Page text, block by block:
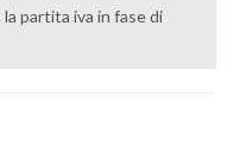
partita iva in fase di